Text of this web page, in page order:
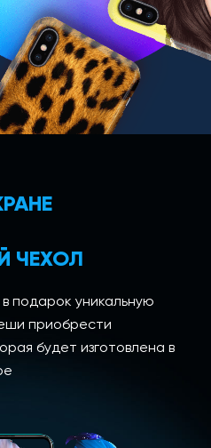
ЧЕХОЛ
подарок уникальную
приобрести
будет изготовлена в